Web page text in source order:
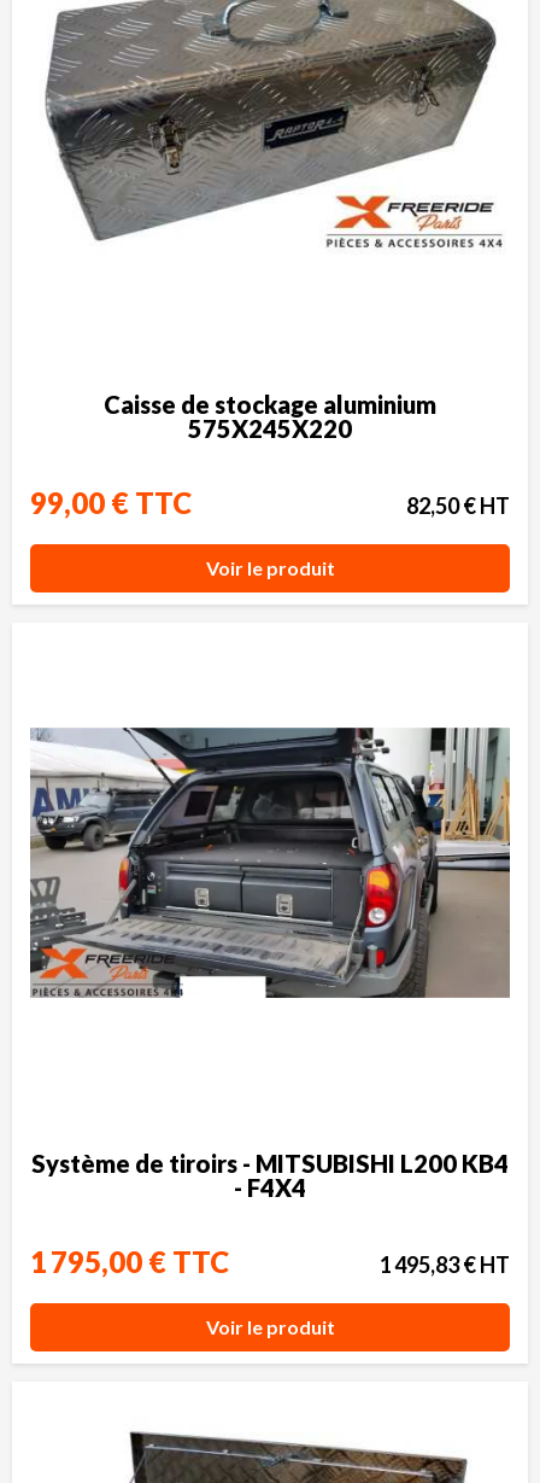
Caisse de stockage aluminium
575X245X220
99,00 € TTC 82,50 € HT
Voir le produit
Système de tiroirs - MITSUBISHI L200 KB4
- F4X4
1 795,00 € TTC 1 495,83 € HT
Voir le produit